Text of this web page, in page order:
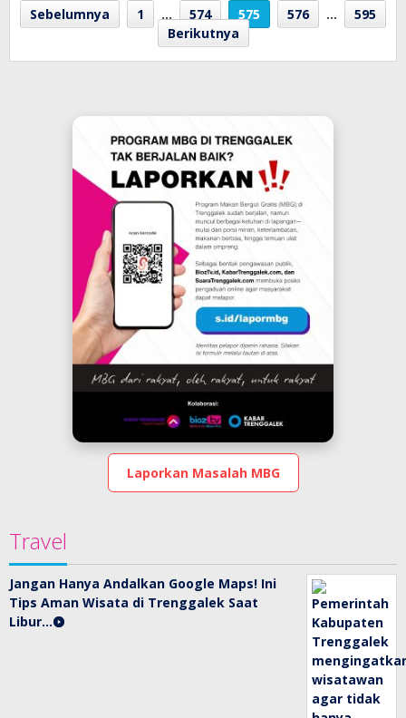
Sebelumnya 1 … 574 575 576 …
595
Berikutnya
Laporkan Masalah MBG
Travel
Jangan Hanya Andalkan Google Maps! Ini
Tips Aman Wisata di Trenggalek Saat
Libur…